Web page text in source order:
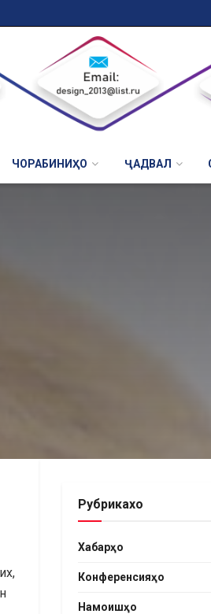
ЧОРАБИНИҲО ҶАДВАЛ
Рубрикахо
Хабарҳо
Конференсияҳо
Намоишҳо